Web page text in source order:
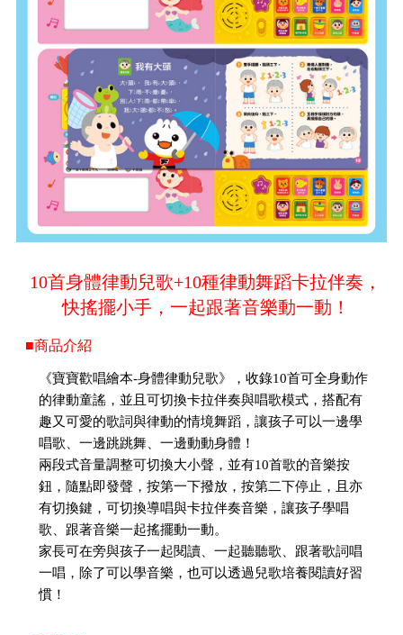
10首身體律動兒歌+10種律動舞蹈卡拉伴奏，
快搖擺小手，一起跟著音樂動一動！
■商品介紹
《寶寶歡唱繪本-身體律動兒歌》，收錄10首可全身動作
的律動童謠，並且可切換卡拉伴奏與唱歌模式，搭配有
趣又可愛的歌詞與律動的情境舞蹈，讓孩子可以一邊學
唱歌、一邊跳跳舞、一邊動動身體！
兩段式音量調整可切換大小聲，並有10首歌的音樂按
鈕，隨點即發聲，按第一下撥放，按第二下停止，且亦
有切換鍵，可切換導唱與卡拉伴奏音樂，讓孩子學唱
歌、跟著音樂一起搖擺動一動。
家長可在旁與孩子一起閱讀、一起聽聽歌、跟著歌詞唱
一唱，除了可以學音樂，也可以透過兒歌培養閱讀好習
慣！